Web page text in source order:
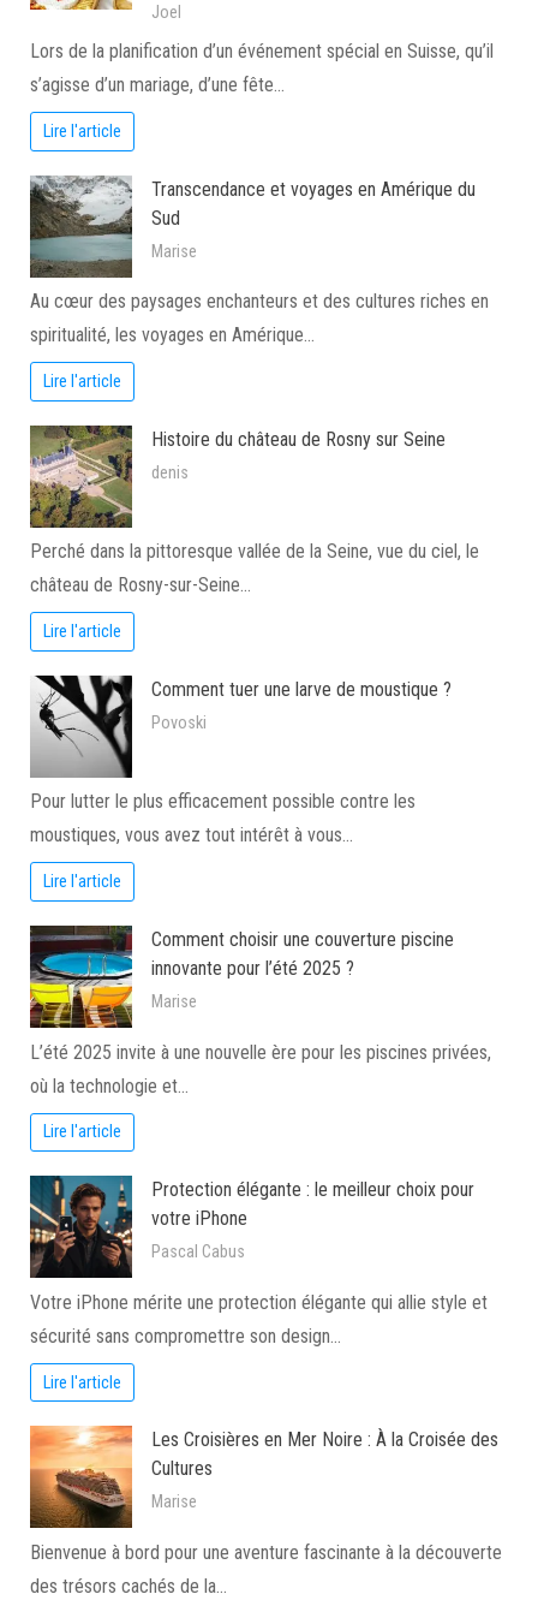
Joel
Lors de la planification d’un événement spécial en Suisse, qu’il
s’agisse d’un mariage, d’une fête…
Lire l'article
Transcendance et voyages en Amérique du
Sud
Marise
Au cœur des paysages enchanteurs et des cultures riches en
spiritualité, les voyages en Amérique…
Lire l'article
Histoire du château de Rosny sur Seine
denis
Perché dans la pittoresque vallée de la Seine, vue du ciel, le
château de Rosny-sur-Seine…
Lire l'article
Comment tuer une larve de moustique ?
Povoski
Pour lutter le plus efficacement possible contre les
moustiques, vous avez tout intérêt à vous…
Lire l'article
Comment choisir une couverture piscine
innovante pour l’été 2025 ?
Marise
L’été 2025 invite à une nouvelle ère pour les piscines privées,
où la technologie et…
Lire l'article
Protection élégante : le meilleur choix pour
votre iPhone
Pascal Cabus
Votre iPhone mérite une protection élégante qui allie style et
sécurité sans compromettre son design…
Lire l'article
Les Croisières en Mer Noire : À la Croisée des
Cultures
Marise
Bienvenue à bord pour une aventure fascinante à la découverte
des trésors cachés de la…